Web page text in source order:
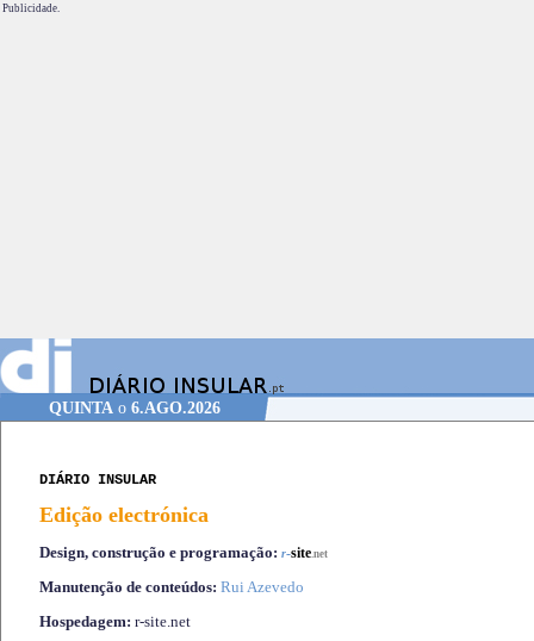
Publicidade.
QUINTAo 6.AGO.2026
DIÁRIO INSULAR
Edição electrónica
Design, construção e programação: r-site.net
Manutenção de conteúdos: Rui Azevedo
Hospedagem: r-site.net